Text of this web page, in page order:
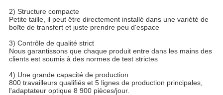
2) Structure compacte
Petite taille, il peut être directement installé dans une variété de
boîte de transfert et juste prendre peu d'espace
3) Contrôle de qualité strict
Nous garantissons que chaque produit entre dans les mains des
clients est soumis à des normes de test strictes
4) Une grande capacité de production
800 travailleurs qualifiés et 5 lignes de production principales,
l'adaptateur optique 8 900 pièces/jour.